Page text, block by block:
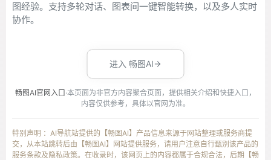
图经验。支持多轮对话、图表间一键智能转换，以及多人实时
协作。
进入 畅图AI
畅图AI官网入口 ·本页面为非官方内容聚合页面，提供相关介绍和快捷入口，
内容仅供参考，具体以官网为准。
特别声明 ：AI导航站提供的【畅图AI】产品信息来源于网站整理或服务商提
交，从本站跳转后由【畅图AI】网站提供服务，请用户注意自行甄别该产品的
服务条款及隐私政策。在收录时，该网页上的内容都属于合规合法，后期【畅